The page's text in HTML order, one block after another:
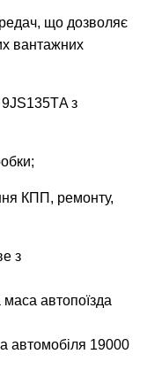
що дозволяє
вантажних
з
КПП, ремонту,
з
автопоїзда
автомобіля 19000